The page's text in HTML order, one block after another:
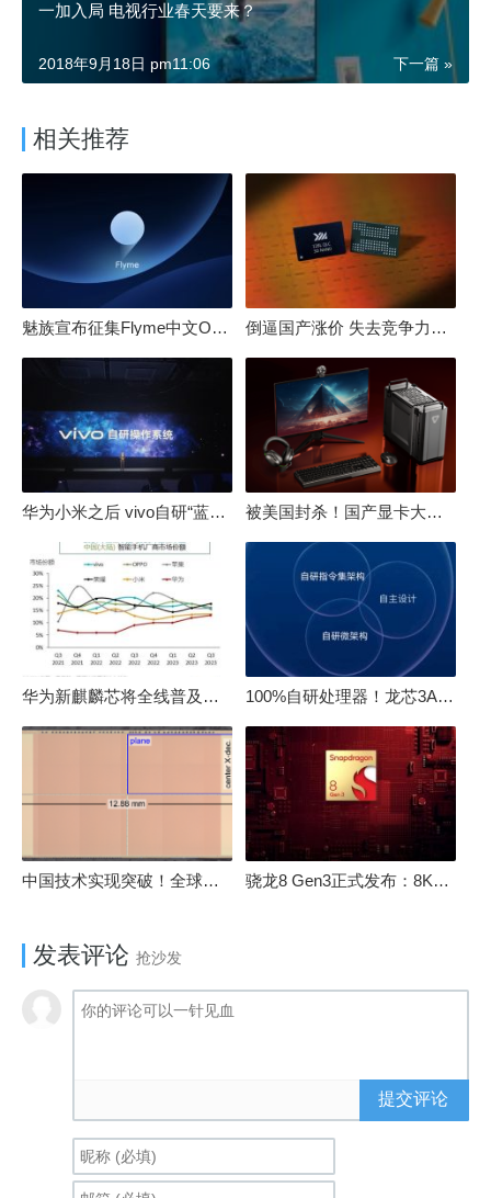
一加入局 电视行业春天要来？
下一篇 »
2018年9月18日 pm11:06
相关推荐
魅族宣布征集Flyme中文OS名：要像鸿蒙、澎湃一样响亮 倒逼国产涨价 失去竞争力！三星要减产50%：SSD必须涨价
华为小米之后 vivo自研“蓝河”操作系统重磅发布 被美国封杀！国产显卡大厂：中国GPU不存在至暗时刻
华为新麒麟芯将全线普及！高中低端全面采用 改写竞争格局 100%自研处理器！龙芯3A6000评测：与10代酷睿互有胜负
中国技术实现突破！全球最先进的3D NAND存储芯片被发现 骁龙8 Gen3正式发布：8K240手游成真！AI性能飙升98％
发表评论 抢沙发
提交评论